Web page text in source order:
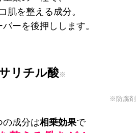
肌を整える成分。
ーを後押しします。
リチル酸※
※防腐剤
の成分は相乗効果で